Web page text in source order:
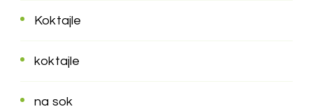
Koktajle
koktajle
na sok